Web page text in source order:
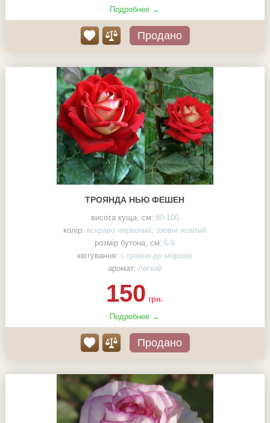
Подробнее →
Продано
ТРОЯНДА НЬЮ ФЕШЕН
висота куща, см: 80-100
колір: яскраво червоний, ззовні жовтий
розмір бутона, см: 6-9
квітування: з травня до морозів
аромат: легкий
150 грн.
Подробнее →
Продано